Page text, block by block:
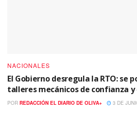
NACIONALES
El Gobierno desregula la RTO: se
talleres mecánicos de confianza
POR REDACCIÓN EL DIARIO DE OLIVA+ 3 DE